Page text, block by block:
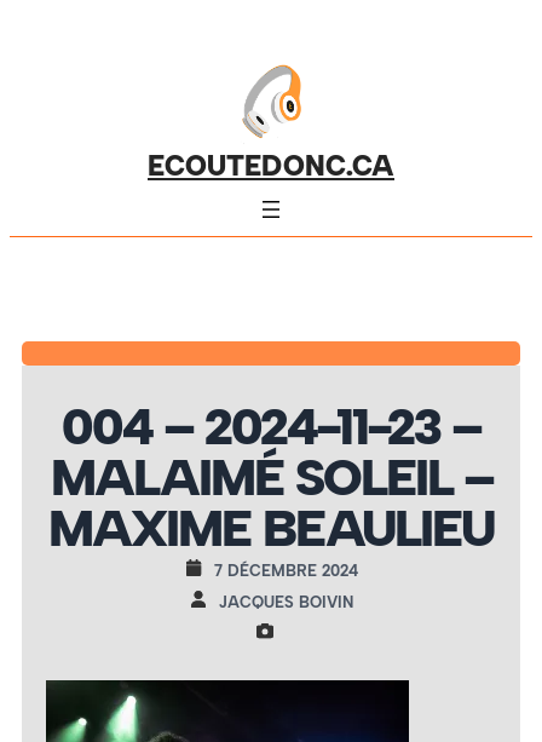
ECOUTEDONC.CA
004 – 2024-11-23 –
MALAIMÉ SOLEIL –
MAXIME BEAULIEU
7 DÉCEMBRE 2024
JACQUES BOIVIN